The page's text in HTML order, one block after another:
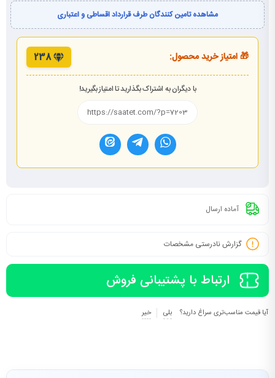
مشاهده تامین کنندگان طرف قرارداد اقساطی و اعتباری
🎁 امتیاز خرید محصول: 238
با دیگران به اشتراک بگذارید تا امتیاز بگیرید!
آماده ارسال
گزارش نادرستی مشخصات
ارتباط با پشتیبانی فروش
آیا قیمت مناسب‌تری سراغ دارید؟ بلی خیر